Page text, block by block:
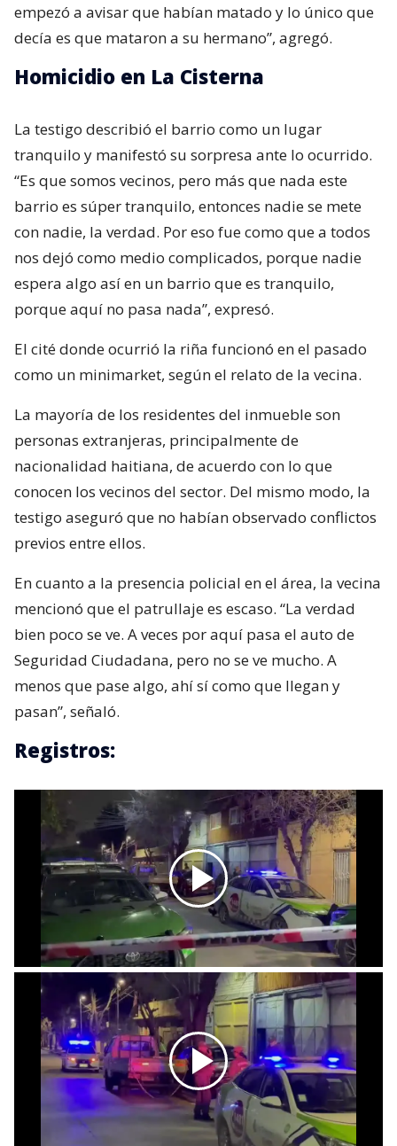
empezó a avisar que habían matado y lo único que
decía es que mataron a su hermano”, agregó.
Homicidio en La Cisterna
La testigo describió el barrio como un lugar
tranquilo y manifestó su sorpresa ante lo ocurrido.
“Es que somos vecinos, pero más que nada este
barrio es súper tranquilo, entonces nadie se mete
con nadie, la verdad. Por eso fue como que a todos
nos dejó como medio complicados, porque nadie
espera algo así en un barrio que es tranquilo,
porque aquí no pasa nada”, expresó.
El cité donde ocurrió la riña funcionó en el pasado
como un minimarket, según el relato de la vecina.
La mayoría de los residentes del inmueble son
personas extranjeras, principalmente de
nacionalidad haitiana, de acuerdo con lo que
conocen los vecinos del sector. Del mismo modo, la
testigo aseguró que no habían observado conflictos
previos entre ellos.
En cuanto a la presencia policial en el área, la vecina
mencionó que el patrullaje es escaso. “La verdad
bien poco se ve. A veces por aquí pasa el auto de
Seguridad Ciudadana, pero no se ve mucho. A
menos que pase algo, ahí sí como que llegan y
pasan”, señaló.
Registros: